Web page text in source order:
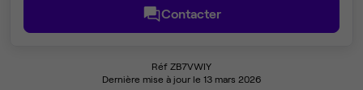
Contacter
Réf ZB7VWIY
Dernière mise à jour le 13 mars 2026